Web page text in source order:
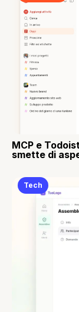
MCP e
smette di
Tech